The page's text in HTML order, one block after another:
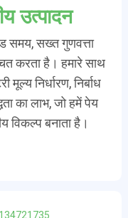
उत्पादन
समय, सख्त गुणवत्ता
करता है। हमारे साथ
निर्धारण, निर्बाध
का लाभ, जो हमें पेय
विकल्प बनाता है।